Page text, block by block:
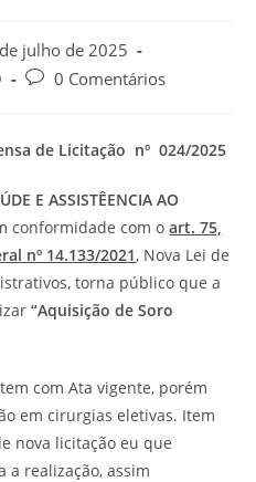
julho de 2025
0 Comentários
de Licitação nº 024/2025
E ASSISTÊENCIA AO
conformidade com oart. 75,
nº 14.133/2021, Nova Lei de
torna público que a
“Aquisição de Soro
com Ata vigente, porém
em cirurgias eletivas. Item
nova licitação eu que
a realização, assim